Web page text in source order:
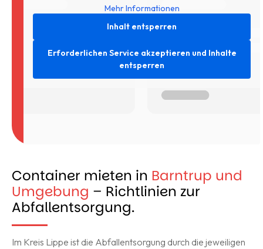
Mehr Informationen
Inhalt entsperren
Erforderlichen Service akzeptieren und Inhalte
entsperren
Container mieten in Barntrup und
Umgebung – Richtlinien zur
Abfallentsorgung.
Im Kreis Lippe ist die Abfallentsorgung durch die jeweiligen